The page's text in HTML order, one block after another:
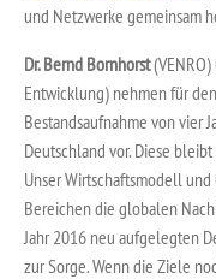
und Netzwerke gemeinsam
Dr. Bernd Bornhorst
Entwicklung) nehmen für
Bestandsaufnahme von vier
Deutschland vor. Diese
Unser Wirtschaftsmodell
Bereichen die globalen
Jahr 2016 neu aufgelegten
zur Sorge. Wenn die Ziele